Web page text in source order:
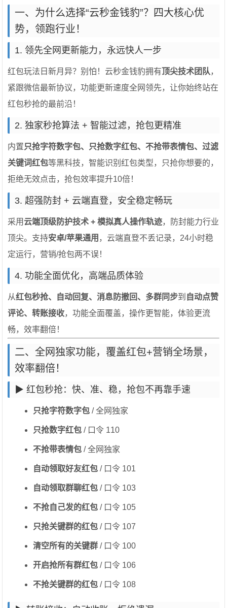
一、为什么选择“云秒金钱豹”？四大核心优
势，领跑行业！
1. 领先全网更新能力，永远快人一步
红包玩法日新月异？别怕！云秒金钱豹拥有顶尖技术团队，
紧跟微信最新协议，功能更新速度全网领先，让你始终站在
红包秒抢的最前沿！
2. 独家秒抢算法 + 智能过滤，抢包更精准
内置只抢字符数字包、只抢数字红包、不抢带表情包、过滤
关键词红包等黑科技，智能识别红包类型，只抢你想要的，
拒绝无效点击，抢包效率提升10倍！
3. 超强防封 + 云端直登，安全稳定畅玩
采用 云端顶级防护技术 + 模拟真人操作轨迹，防封能力行业
顶尖。支持安卓/苹果通用 ，云端直登不丢记录，24小时稳
定运行，营销/抢包两不误！
4. 功能全面优化，高端品质体验
从红包秒抢、自动回复、消息防撤回、多群同步到 自动点赞
评论、转账接收，功能全面覆盖，操作更智能，体验更流
畅，效率翻倍！
二、全网独家功能，覆盖红包+营销全场景，
效率翻倍！
▶ 红包秒抢：快、准、稳，抢包不再靠手速
只抢字符数字包 / 全网独家
只抢数字红包 / 口令 110
不抢带表情包 / 全网独家
自动领取好友红包 / 口令 101
自动领取群聊红包 / 口令 103
不抢自己发的红包 / 口令 105
只抢关键群的红包 / 口令 107
清空所有的关键群 / 口令 100
开启抢所有群红包 / 口令 106
不抢关键群的红包 / 口令 108